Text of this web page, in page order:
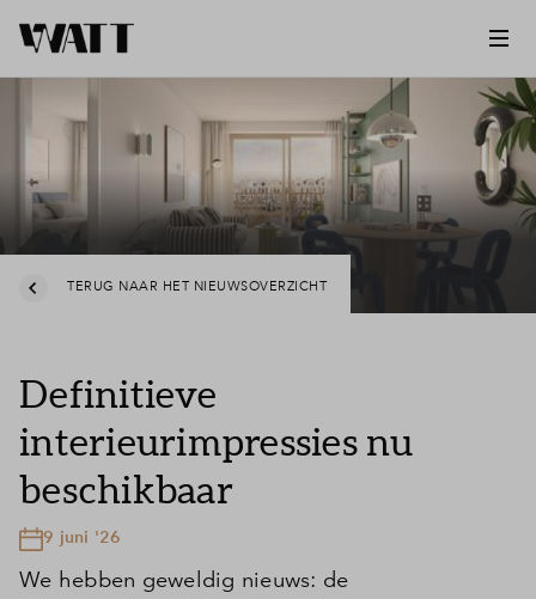
TERUG NAAR HET NIEUWSOVERZICHT
Definitieve
interieurimpressies nu
beschikbaar
9 juni '26
We hebben geweldig nieuws: de